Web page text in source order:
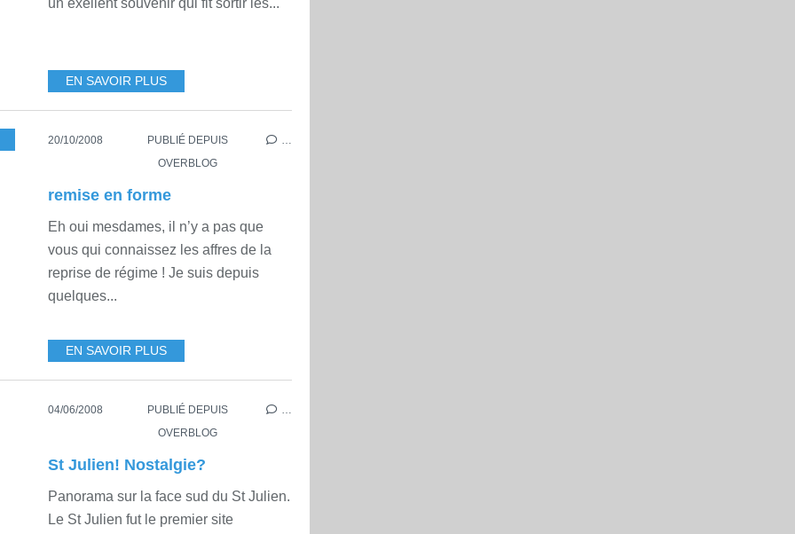
un exellent souvenir qui fit sortir les...
EN SAVOIR PLUS
20/10/2008
PUBLIÉ DEPUIS
OVERBLOG
…
remise en forme
Eh oui mesdames, il n’y a pas que
vous qui connaissez les affres de la
reprise de régime ! Je suis depuis
quelques...
EN SAVOIR PLUS
04/06/2008
PUBLIÉ DEPUIS
OVERBLOG
…
St Julien! Nostalgie?
Panorama sur la face sud du St Julien.
Le St Julien fut le premier site